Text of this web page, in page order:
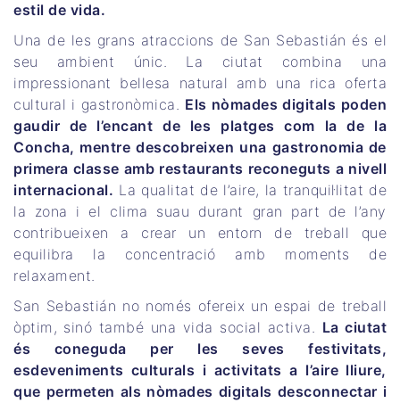
estil de vida.
Una de les grans atraccions de San Sebastián és el
seu ambient únic. La ciutat combina una
impressionant bellesa natural amb una rica oferta
cultural i gastronòmica. Els nòmades digitals poden
gaudir de l’encant de les platges com la de la
Concha, mentre descobreixen una gastronomia de
primera classe amb restaurants reconeguts a nivell
internacional. La qualitat de l’aire, la tranquil·litat de
la zona i el clima suau durant gran part de l’any
contribueixen a crear un entorn de treball que
equilibra la concentració amb moments de
relaxament.
San Sebastián no només ofereix un espai de treball
òptim, sinó també una vida social activa. La ciutat
és coneguda per les seves festivitats,
esdeveniments culturals i activitats a l’aire lliure,
que permeten als nòmades digitals desconnectar i